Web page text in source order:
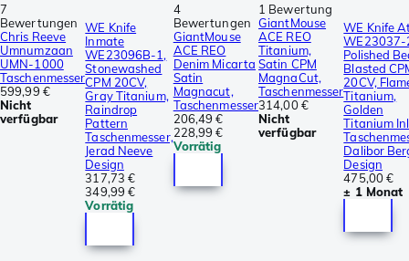
7
Bewertungen
Chris Reeve
Umnumzaan
UMN-1000
Taschenmesser
599,99 €
Nicht
verfügbar
WE Knife
Inmate
WE23096B-1,
Stonewashed
CPM 20CV,
Gray Titanium,
Raindrop
Pattern
Taschenmesser,
Jerad Neeve
Design
317,73 €
349,99 €
Vorrätig
4
Bewertungen
GiantMouse
ACE REO
Denim Micarta
Satin
Magnacut,
Taschenmesser
206,49 €
228,99 €
Vorrätig
1 Bewertung
GiantMouse
ACE REO
Titanium,
Satin CPM
MagnaCut,
Taschenmesser
314,00 €
Nicht
verfügbar
WE Knife
WE23037-
Polished
Blasted
20CV,
Titanium,
Golden
Titanium
Dalibor
Design
475,00 €
± 1 Monat